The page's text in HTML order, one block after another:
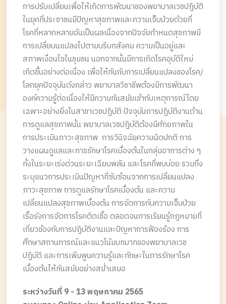
การปรับเปลี่ยนเพื่อให้เกิดการพัฒนาของพยาบาลเวชปฏิบัติ
ในยุคที่ประชาชนมีปัญหาสุขภาพและความเจ็บป่วยด้วยที่
โรคที่หลากหลายอันเป็นผลเนื่องจากปัจจัยกำหนดสุขภาพมี
การเปลี่ยบนแปลงไปตามบริบทสังคม ความเป็นอยู่และ
สภาพเงื่อนไขในชุมชน นอกจากนั้นมีการเกิดโรคอุบัติใหม่
เกิดขึ้นอย่างต่อเนื่อง เพื่อให้ทันกับการเปลี่ยนแปลงของโรค/
โลกยุคปัจจุบันดังกล่าว พยาบาลวิชาชีพต้องมีการพัฒนา
องค์ความรู้ต่อเนื่องให้มีความทันสมัยเข้ากับเหตุการณ์โดย
เฉพาะอย่างยิ่งในสาขาเวชปฏิบัติ ปัจจุบันการปฏิบัติงานด้าน
การดูแลสุขภาพนั้น พยาบาลเวชปฏิบัติต้องมีศักยภาพใน
การประเมินภาวะสุขภาพ การวินิจฉัยความผิดปกติ การ
วางแผนดูแลและการรักษาโรคเบื้องต้นในกลุ่มอาการต่าง ๆ
ทั้งในระยะเร่งด่วนระยะเฉียบพลัน และโรคที่พบบ่อย รวมถึง
ระบุแนวการประเมินปัญหาที่ซับซ้อนจากการเปลี่ยนแปลง
ภาวะสุขภาพ การดูแลรักษาโรคเบื้องต้น และความ
เปลี่ยนแปลงสุขภาพเบื้องต้น การจัดการกับความเจ็บป่วย
เรื้อรังการจัดการโรคติดเชื้อ ตลอดจนการเรียนรู้กฎหมายที่
เกี่ยวข้องกับการปฏิบัติงานและปัญหาการฟ้องร้อง การ
ศึกษาสถานการณ์และแนวโน้มบทบาทของพยาบาลเวช
ปฏิบัติ และการเพิ่มพูนความรู้และทักษะในการรักษาโรค
เบื้องต้นให้ทันสมัยอย่างสม่ำเสมอ
ระหว่างวันที่ 9 - 13 พฤษภาคม 2565